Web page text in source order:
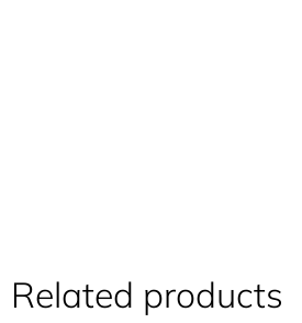
Related products